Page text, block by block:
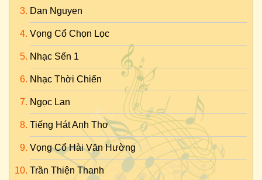
Dan Nguyen
Vọng Cổ Chọn Lọc
Nhạc Sến 1
Nhạc Thời Chiến
Ngọc Lan
Tiếng Hát Anh Thơ
Vọng Cổ Hài Văn Hường
Trần Thiện Thanh